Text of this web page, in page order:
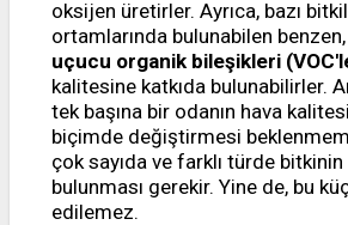
oksijen üretirler. Ayrıca, bazı
ortamlarında bulunabilen
uçucu organik bileşikleri
kalitesine katkıda bulunabilirler.
tek başına bir odanın hava
biçimde değiştirmesi
çok sayıda ve farklı türde
bulunması gerekir. Yine de, bu
edilemez.